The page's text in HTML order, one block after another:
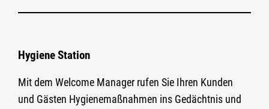
Hygiene Station
Mit dem Welcome Manager rufen Sie Ihren Kunden
und Gästen Hygienemaßnahmen ins Gedächtnis und